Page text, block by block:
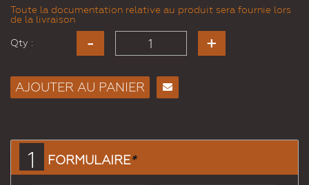
Toute la documentation relative au produit sera fournie lors
de la livraison
Qty :
AJOUTER AU PANIER
1 FORMULAIRE*